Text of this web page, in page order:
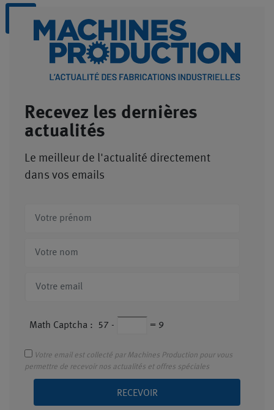
Recevez les dernières
actualités
Le meilleur de l'actualité directement
dans vos emails
Math Captcha : 57 - = 9
Votre email est collecté par Machines Production pour vous
permettre de recevoir nos actualités et offres spéciales
RECEVOIR